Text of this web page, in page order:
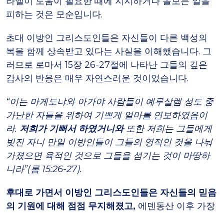
피하는 것은 모순입니다.
초대 이방인 그리스도인들은 자신들이 다른 백성의
복을 함께 상속받고 있다는 사실을 이해했습니다. 그
러므로 로마서 15장 26-27절에 나타난 그들의 깊은
감사의 반응은 매우 자연스러운 것이었습니다.
“이는 마게도냐와 아가야 사람들이 예루살렘 성도 중
가난한 자들을 위하여 기쁘게 얼마를 연보하였음이
라. 저희가 기뻐서 하였거니와또한 저희는 그들에게
빚진 자니 만일 이방인들이 그들의 영적인 것을 나눠
가졌으면 육적인 것으로 그들을 섬기는 것이 마땅하
니라”(롬 15:26-27).
후대로 가면서 이방인 그리스도인들은 자신들의 믿음
의 기원에 대해 점점 무지해졌고, 에덴동산 이후 가장